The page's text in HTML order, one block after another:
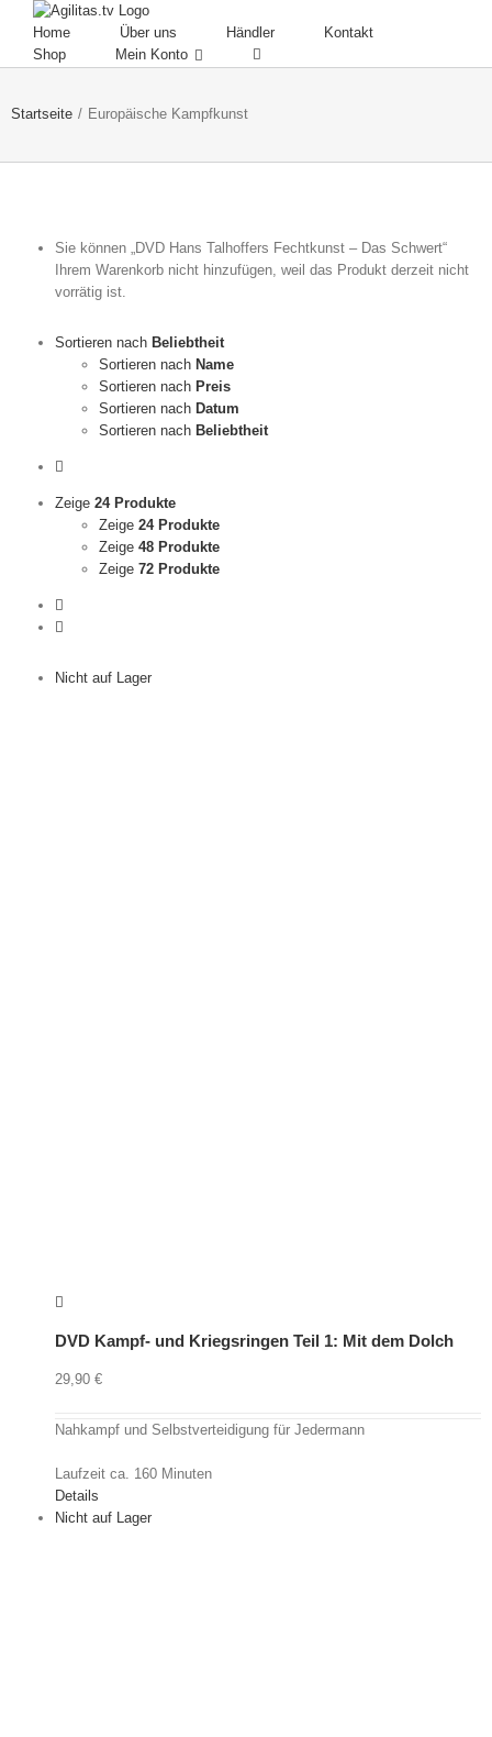
content
Home Über uns Händler
Kontakt
Shop
Mein Konto
Startseite / Europäische Kampfkunst
Sie können „DVD Hans Talhoffers Fechtkunst – Das Schwert“
Ihrem Warenkorb nicht hinzufügen, weil das Produkt derzeit nicht
vorrätig ist.
Sortieren nach Beliebtheit
Sortieren nach Name
Sortieren nach Preis
Sortieren nach Datum
Sortieren nach Beliebtheit
Zeige 24 Produkte
Zeige 24 Produkte
Zeige 48 Produkte
Zeige 72 Produkte
Nicht auf Lager
DVD Kampf- und Kriegsringen Teil 1: Mit dem Dolch
29,90 €
Nahkampf und Selbstverteidigung für Jedermann
Laufzeit ca. 160 Minuten
Details
Nicht auf Lager